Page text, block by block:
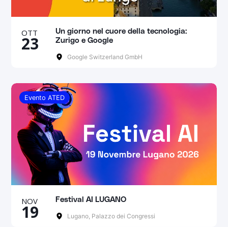
OTT
23
Un giorno nel cuore della tecnologia:
Zurigo e Google
Google Switzerland GmbH
Evento ATED
NOV
19
Festival AI LUGANO
Lugano, Palazzo dei Congressi